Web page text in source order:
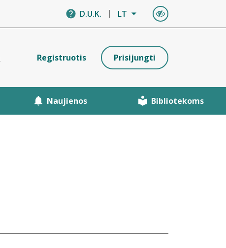
D.U.K. LT
Registruotis Prisijungti
Naujienos Bibliotekoms